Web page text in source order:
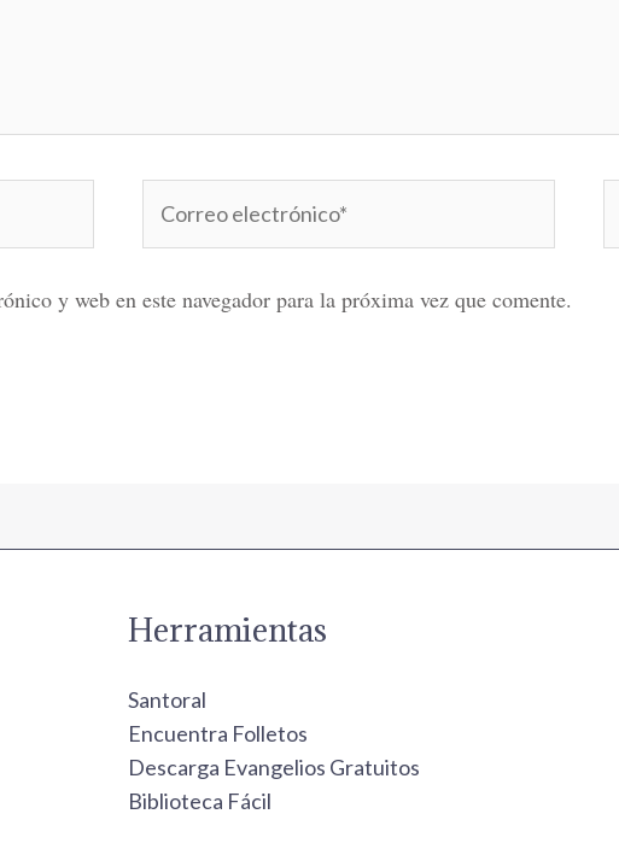
electrónico*
y web en este navegador para la próxima vez que comente.
Herramientas
Santoral
Encuentra Folletos
Descarga Evangelios Gratuitos
Biblioteca Fácil